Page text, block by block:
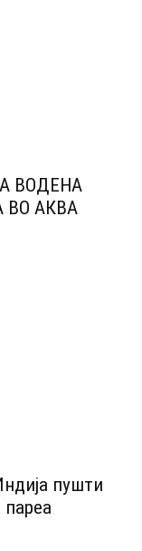
ВОДЕНА
ВО АКВА
пушти